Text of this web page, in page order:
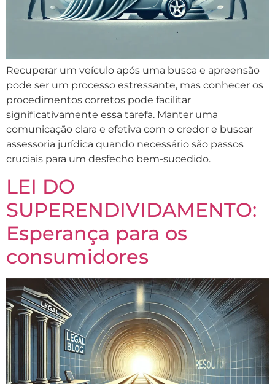
Recuperar um veículo após uma busca e apreensão
pode ser um processo estressante, mas conhecer os
procedimentos corretos pode facilitar
significativamente essa tarefa. Manter uma
comunicação clara e efetiva com o credor e buscar
assessoria jurídica quando necessário são passos
cruciais para um desfecho bem-sucedido.
LEI DO
SUPERENDIVIDAMENTO:
Esperança para os
consumidores